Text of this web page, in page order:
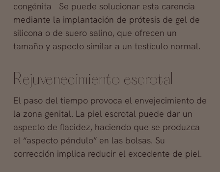
congénita Se puede solucionar esta carencia
mediante la implantación de prótesis de gel de
silicona o de suero salino, que ofrecen un
tamaño y aspecto similar a un testículo normal.
Rejuvenecimiento escrotal
El paso del tiempo provoca el envejecimiento de
la zona genital. La piel escrotal puede dar un
aspecto de flacidez, haciendo que se produzca
el “aspecto péndulo” en las bolsas. Su
corrección implica reducir el excedente de piel.